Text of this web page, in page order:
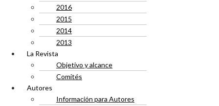
2016
2015
2014
2013
La Revista
Objetivo y alcance
Comités
Autores
Información para Autores